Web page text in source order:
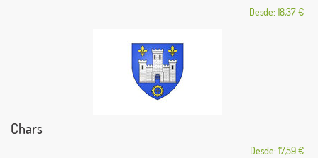
Desde: 18,37 €
Chars
Desde: 17,59 €